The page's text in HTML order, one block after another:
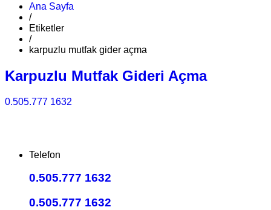
Ana Sayfa
/
Etiketler
/
karpuzlu mutfak gider açma
Karpuzlu Mutfak Gideri Açma
0.505.777 1632
Telefon
0.505.777 1632
0.505.777 1632